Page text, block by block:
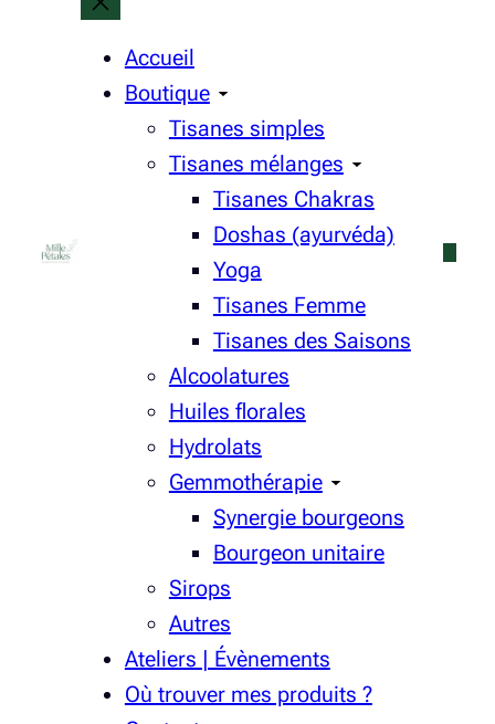
Accueil
Boutique
Tisanes simples
Tisanes mélanges
Tisanes Chakras
Doshas (ayurvéda)
Yoga
Tisanes Femme
Tisanes des Saisons
Alcoolatures
Huiles florales
Hydrolats
Gemmothérapie
Synergie bourgeons
Bourgeon unitaire
Sirops
Autres
Ateliers | Évènements
Où trouver mes produits ?